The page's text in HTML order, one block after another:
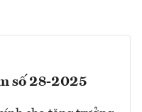
số 28-2025